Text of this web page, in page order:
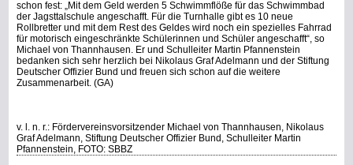
schon fest: „Mit dem Geld werden 5 Schwimmflöße für das Schwimmbad
der Jagsttalschule angeschafft. Für die Turnhalle gibt es 10 neue
Rollbretter und mit dem Rest des Geldes wird noch ein spezielles Fahrrad
für motorisch eingeschränkte Schülerinnen und Schüler angeschafft“, so
Michael von Thannhausen. Erund Schulleiter Martin Pfannenstein
bedanken sich sehr herzlich bei Nikolaus Graf Adelmann und der Stiftung
Deutscher Offizier Bund und freuen sich schon auf die weitere
Zusammenarbeit. (GA)
v. l. n. r.: Fördervereinsvorsitzender Michael von Thannhausen, Nikolaus
Graf Adelmann, Stiftung Deutscher Offizier Bund, Schulleiter Martin
Pfannenstein, FOTO: SBBZ